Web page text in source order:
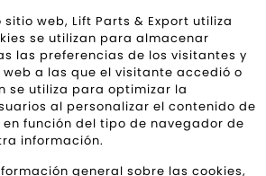
web, Lift Parts & Export utiliza
se utilizan para almacenar
las preferencias de los visitantes y
a las que el visitante accedió o
se utiliza para optimizar la
al personalizar el contenido de
función del tipo de navegador de
información.
general sobre las cookies,